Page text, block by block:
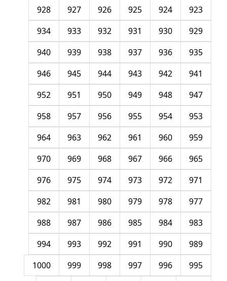
923
924
925
926
927
928
929
930
931
932
933
934
935
936
937
938
939
940
941
942
943
944
945
946
947
948
949
950
951
952
953
954
955
956
957
958
959
960
961
962
963
964
965
966
967
968
969
970
971
972
973
974
975
976
977
978
979
980
981
982
983
984
985
986
987
988
989
990
991
992
993
994
995
996
997
998
999
1000